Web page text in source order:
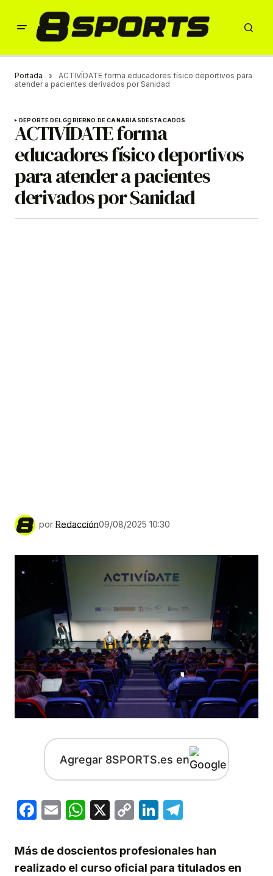
Portada
ACTIVÍDATE forma educadores físico deportivos para
atender a pacientes derivados por Sanidad
DEPORTE DEL GOBIERNO DE CANARIASDESTACADOS
ACTIVÍDATE forma
educadores físico deportivos
para atender a pacientes
derivados por Sanidad
por Redacción09/08/2025 10:30
Agregar 8SPORTS.es en
Facebook
EmailWhatsApp
X
CopyLinkedIn
Más de doscientos profesionales han
realizado el curso oficial para titulados en